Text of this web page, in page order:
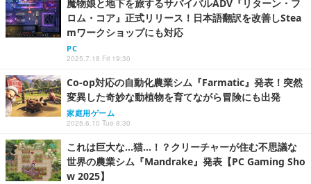
魔物娘と地下を旅するサバイバルADV『リターン・フ
ロム・コア』正式リリース！日本語翻訳を改善しStea
mワークショップにも対応
PC
2025.7.18 Fri 19:30
Co-op対応の自動化農業シム『Farmatic』発表！突然
変異した奇妙な動植物を育てながら冒険にも出発
家庭用ゲーム
2025.6.10 Tue 8:30
これは巨大な…猫…！？クリーチャーが住む不思議な
世界の農業シム『Mandrake』発表【PC Gaming Sho
w 2025】